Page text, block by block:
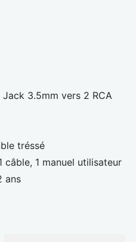
Jack 3.5mm vers 2 RCA
tréssé
câble, 1 manuel utilisateur
ans